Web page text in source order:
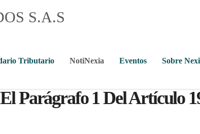
Tributario NotiNexia Eventos Sobre
Parágrafo 1 Del Artículo